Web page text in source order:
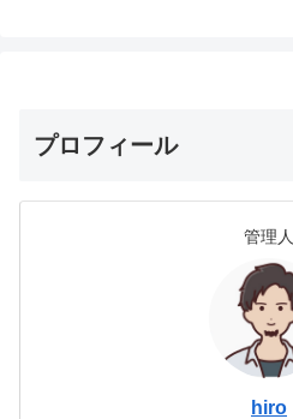
プロフィール
管理人
hiro